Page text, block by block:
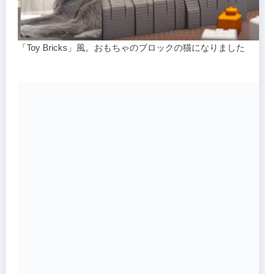
「Toy Bricks」風。おもちゃのブロックの猫になりました